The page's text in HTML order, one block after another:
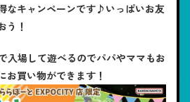
なキャンペーンです♪いっぱいお友
う！
入場して遊べるのでパパやママもお
お買い物ができます！